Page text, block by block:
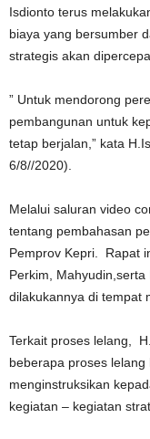
Isdionto terus
biaya yang bersumber
strategis akan
” Untuk mendorong
pembangunan untuk
tetap berjalan,” kata
6/8//2020).
Melalui saluran video
tentang pembahasan
Pemprov Kepri. Rapat
Perkim, Mahyudin,serta
dilakukannya di tempat
Terkait proses lelang,
beberapa proses
menginstruksikan
kegiatan – kegiatan